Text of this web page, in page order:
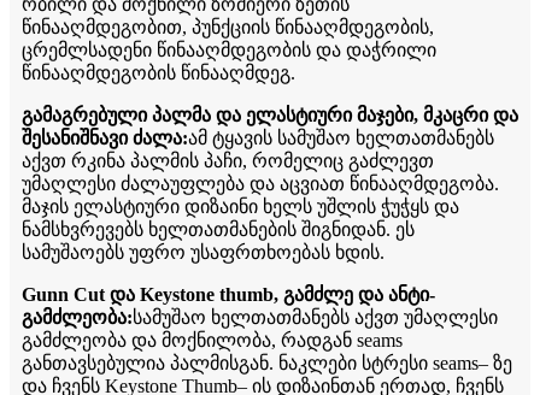
რბილი და მოქნილი ზომიერი ზეთის
წინააღმდეგობით, პუნქციის წინააღმდეგობის,
ცრემლსადენი წინააღმდეგობის და დაჭრილი
წინააღმდეგობის წინააღმდეგ.
გამაგრებული პალმა და ელასტიური მაჯები, მკაცრი და
შესანიშნავი ძალა:ამ ტყავის სამუშაო ხელთათმანებს
აქვთ რკინა პალმის პაჩი, რომელიც გაძლევთ
უმაღლესი ძალაუფლება და აცვიათ წინააღმდეგობა.
მაჯის ელასტიური დიზაინი ხელს უშლის ჭუჭყს და
ნამსხვრევებს ხელთათმანების შიგნიდან. ეს
სამუშაოებს უფრო უსაფრთხოებას ხდის.
Gunn Cut და Keystone thumb, გამძლე და ანტი-
გამძლეობა:სამუშაო ხელთათმანებს აქვთ უმაღლესი
გამძლეობა და მოქნილობა, რადგან seams
განთავსებულია პალმისგან. ნაკლები სტრესი seams– ზე
და ჩვენს Keystone Thumb– ის დიზაინთან ერთად, ჩვენს